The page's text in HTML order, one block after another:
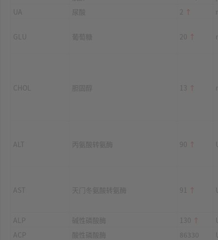
UA
尿酸 2 ↑
GLU 葡萄糖 20 ↑
CHOL 胆固醇 13 ↑
ALT 丙氨酸转氨酶 90 ↑
AST 天门冬氨酸转氨酶 91 ↑
ALP 碱性磷酸酶 130 ↑
ACP
酸性磷酸酶 86330